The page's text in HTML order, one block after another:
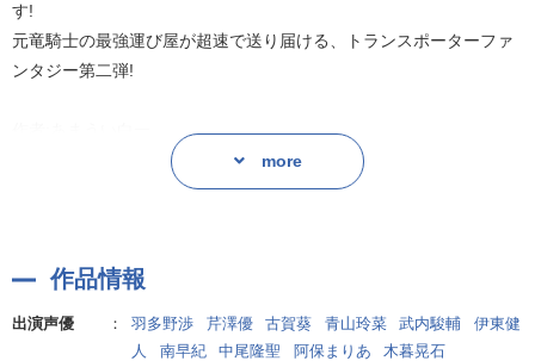
す!
元竜騎士の最強運び屋が超速で送り届ける、トランスポーターファ
ンタジー第二弾!
more
作品情報
出演声優 ： 羽多野渉 芹澤優 古賀葵 青山玲菜 武内駿輔
伊東健
人
南早紀 中尾隆聖 阿保まりあ
木暮晃石